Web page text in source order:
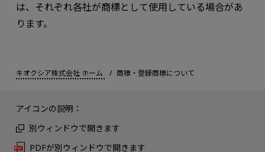
は、それぞれ各社が商標として使用している場合があ
ります。
キオクシア株式会社 ホーム 商標・登録商標について
アイコンの説明：
別ウィンドウで開きます
PDFが別ウィンドウで開きます